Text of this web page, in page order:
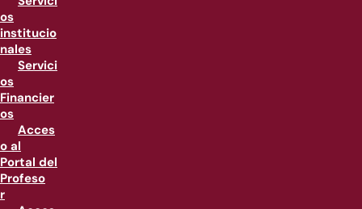
os
institucio
nales
Servici
os
Financier
os
Acces
o al
Portal del
Profeso
r